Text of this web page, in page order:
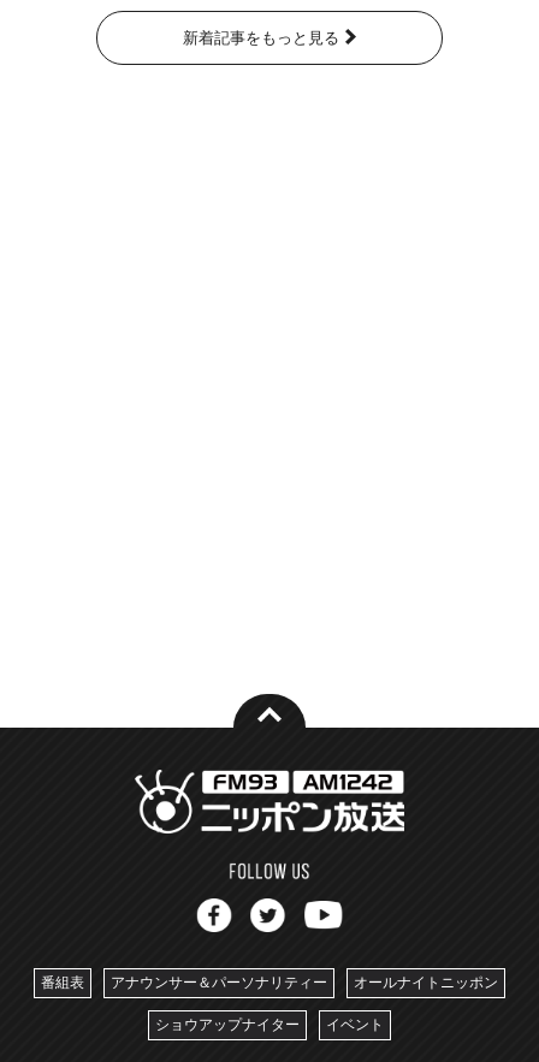
新着記事をもっと見る
番組表 アナウンサー＆パーソナリティー オールナイトニッポン
ショウアップナイター イベント